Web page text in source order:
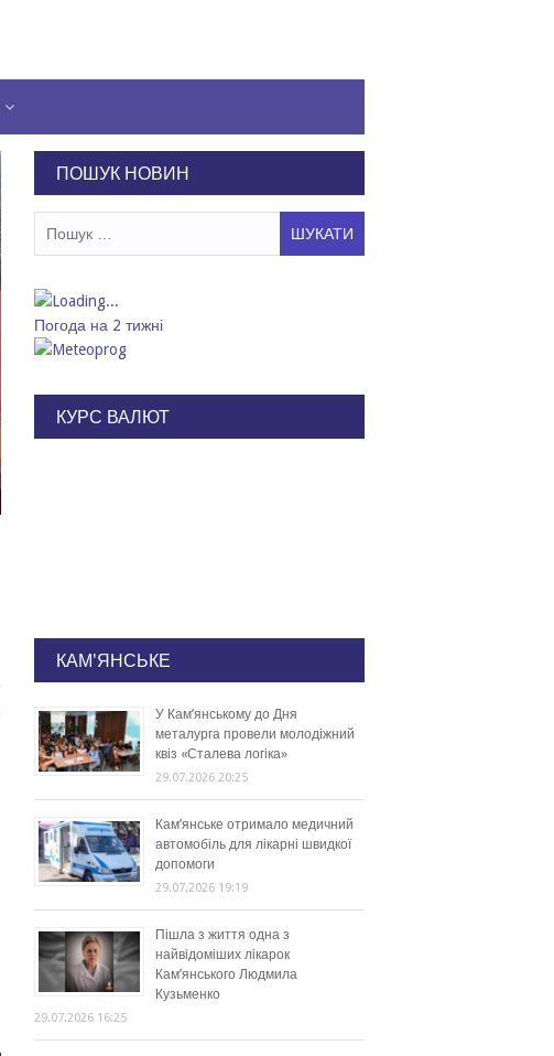
ПОШУК НОВИН
Погода на 2 тижні
КУРС ВАЛЮТ
КАМ'ЯНСЬКЕ
У Кам’янському до Дня
металурга провели молодіжний
квіз «Сталева логіка»
29.07.2026 20:25
Кам’янське отримало медичний
автомобіль для лікарні швидкої
допомоги
29.07.2026 19:19
Пішла з життя одна з
найвідоміших лікарок
Кам’янського Людмила
Кузьменко
29.07.2026 16:25